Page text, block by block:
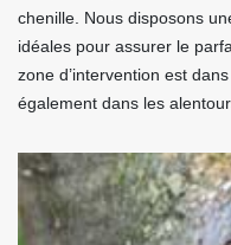
chenille. Nous disposons
idéales pour assurer le
zone d’intervention est
également dans les